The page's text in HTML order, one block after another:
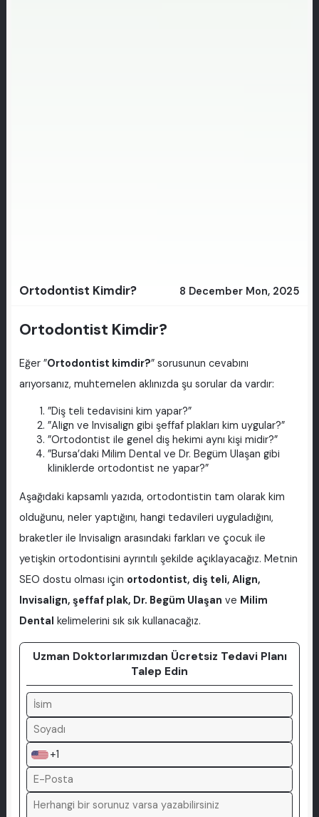
Ortodontist Kimdir? 8 December Mon, 2025
Ortodontist Kimdir?
Eğer ”Ortodontist kimdir?” sorusunun cevabını
arıyorsanız, muhtemelen aklınızda şu sorular da vardır:
”Diş teli tedavisini kim yapar?”
”Align ve Invisalign gibi şeffaf plakları kim uygular?”
”Ortodontist ile genel diş hekimi aynı kişi midir?”
”Bursa’daki Milim Dental ve Dr. Begüm Ulaşan gibi
kliniklerde ortodontist ne yapar?”
Aşağıdaki kapsamlı yazıda, ortodontistin tam olarak kim
olduğunu, neler yaptığını, hangi tedavileri uyguladığını,
braketler ile Invisalign arasındaki farkları ve çocuk ile
yetişkin ortodontisini ayrıntılı şekilde açıklayacağız. Metnin
SEO dostu olması için ortodontist, diş teli, Align,
Invisalign, şeffaf plak, Dr. Begüm Ulaşan ve Milim
Dental kelimelerini sık sık kullanacağız.
Uzman Doktorlarımızdan Ücretsiz Tedavi Planı
Talep Edin
+1